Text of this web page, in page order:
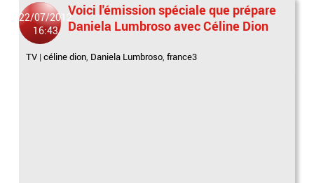
22/07/2012
16:43
Voici l'émission spéciale que prépare
Daniela Lumbroso avec Céline Dion
TV |céline dion, Daniela Lumbroso,france3